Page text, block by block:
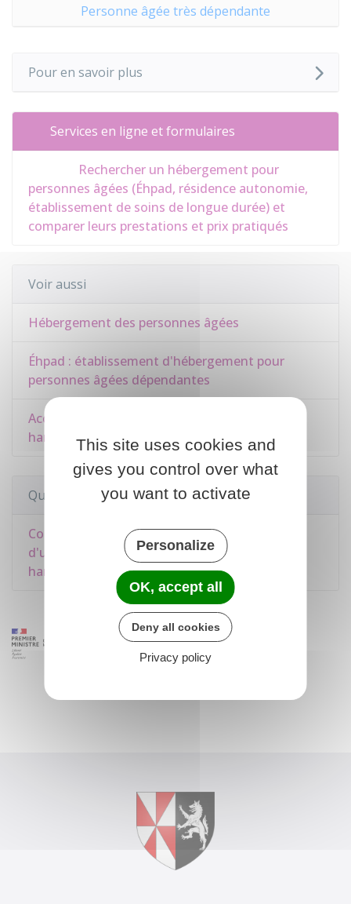
Personne âgée très dépendante
Pour en savoir plus
Services en ligne et formulaires
Rechercher un hébergement pour
personnes âgées (Éhpad, résidence autonomie,
établissement de soins de longue durée) et
comparer leurs prestations et prix pratiqués
Voir aussi
Hébergement des personnes âgées
Éhpad : établissement d'hébergement pour
personnes âgées dépendantes
Accueil familial d'une personne âgée et/ou
handicapée (accueillant familial)
Questions ? Réponses !
Comment devenir accueillant familial (accueil
d'une personne âgée ou en situation de
handicap) ?
This site uses cookies and
gives you control over what
you want to activate
Personalize
OK, accept all
Deny all cookies
Privacy policy